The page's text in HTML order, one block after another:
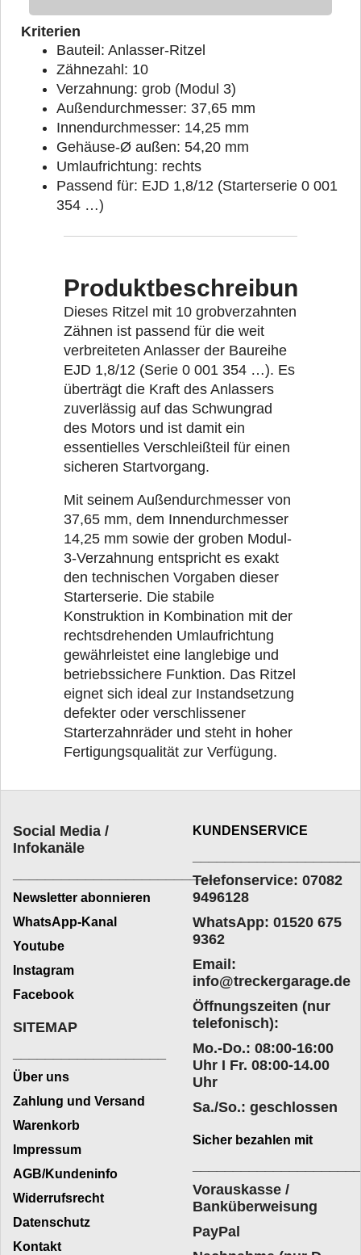
Kriterien
Bauteil: Anlasser-Ritzel
Zähnezahl: 10
Verzahnung: grob (Modul 3)
Außendurchmesser: 37,65 mm
Innendurchmesser: 14,25 mm
Gehäuse-Ø außen: 54,20 mm
Umlaufrichtung: rechts
Passend für: EJD 1,8/12 (Starterserie 0 001
354 …)
Produktbeschreibung
Dieses Ritzel mit 10 grobverzahnten
Zähnen ist passend für die weit
verbreiteten Anlasser der Baureihe
EJD 1,8/12 (Serie 0 001 354 …). Es
überträgt die Kraft des Anlassers
zuverlässig auf das Schwungrad
des Motors und ist damit ein
essentielles Verschleißteil für einen
sicheren Startvorgang.
Mit seinem Außendurchmesser von
37,65 mm, dem Innendurchmesser
14,25 mm sowie der groben Modul-
3-Verzahnung entspricht es exakt
den technischen Vorgaben dieser
Starterserie. Die stabile
Konstruktion in Kombination mit der
rechtsdrehenden Umlaufrichtung
gewährleistet eine langlebige und
betriebssichere Funktion. Das Ritzel
eignet sich ideal zur Instandsetzung
defekter oder verschlissener
Starterzahnräder und steht in hoher
Fertigungsqualität zur Verfügung.
Social Media /
Infokanäle
_________________________
Newsletter abonnieren
WhatsApp-Kanal
Youtube
Instagram
Facebook
KUNDENSERVICE
Telefonservice: 07082
9496128
WhatsApp: 01520 675
9362
Email:
info@treckergarage.de
Öffnungszeiten (nur
telefonisch):
Mo.-Do.: 08:00-16:00
Uhr I Fr. 08:00-14.00
Uhr
Sa./So.: geschlossen
SITEMAP
Über uns
Zahlung und Versand
Warenkorb
Impressum
AGB/Kundeninfo
Widerrufsrecht
Datenschutz
Kontakt
Sicher bezahlen mit
Vorauskasse /
Banküberweisung
PayPal